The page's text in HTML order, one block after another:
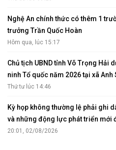
Nghệ An chính thức có thêm 1
trưởng Trần Quốc Hoàn
Hôm qua, lúc 15:17
Chủ tịch UBND tỉnh Võ Trọng Hải
ninh Tổ quốc năm 2026 tại xã Anh
Thứ tư lúc 14:46
Kỳ họp không thường lệ phải ghi
và những động lực phát triển mới
20:01, 02/08/2026